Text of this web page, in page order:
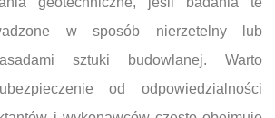
w sposób nierzetelny lub
sztuki budowlanej. Warto
od odpowiedzialności